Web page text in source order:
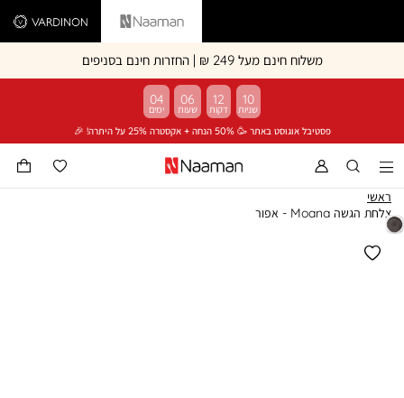
Vardinon Naaman
משלוח חינם מעל 249 ₪ | החזרות חינם בסניפים
פסטיבל אוגוסט באתר 🥳 50% הנחה + אקסטרה 25% על היתרה! 🎉
04 06 12 10
ראשי
צלחת הגשה Moana - אפור